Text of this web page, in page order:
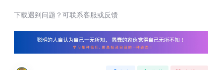
下载遇到问题？可联系客服或反馈